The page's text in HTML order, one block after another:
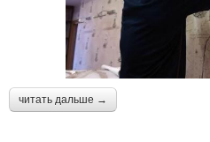
читать дальше →